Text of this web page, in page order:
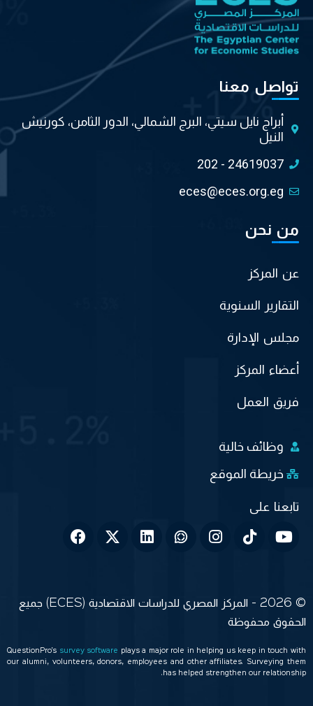
تواصل معنا
أبراج نايل سيتي، البرج الشمالي، الدور الثامن، كورنيش
النيل
202 - 24619037
eces@eces.org.eg
من نحن
عن المركز
التقارير السنوية
مجلس الإدارة
أعضاء المركز
فريق العمل
وظائف خالية
خريطة الموقع
© 2026 - المركز المصري للدراسات الاقتصادية (ECES) جميع
الحقوق محفوظة
QuestionPro’s survey software
plays a major role in helping us keep in touch with
our alumni, volunteers, donors, employees and other affiliates. Surveying them
has helped strengthen our relationship.